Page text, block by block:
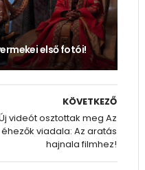
első fotói!
KÖVETKEZŐ
videót osztottak meg Az
éhezők viadala: Az aratás
hajnala filmhez!